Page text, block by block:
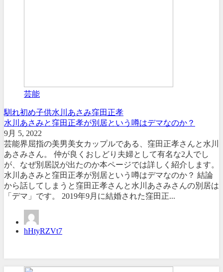
芸能
馴れ初め子供水川あさみ窪田正孝
水川あさみと窪田正孝が別居という噂はデマなのか？
9月 5, 2022
芸能界屈指の美男美女カップルである、窪田正孝さんと水川
あさみさん。 仲が良くおしどり夫婦として有名な2人でし
が、なぜ別居説が出たのか本ページでは詳しく紹介します。
水川あさみと窪田正孝が別居という噂はデマなのか？ 結論
から話してしまうと窪田正孝さんと水川あさみさんの別居は
「デマ」です。 2019年9月に結婚された窪田正...
hHtyRZVt7